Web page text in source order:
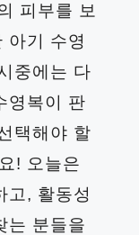
피부를 보
아기 수영
중에는 다
영복이 판
택해야 할
! 오늘은
고, 활동성
는 분들을